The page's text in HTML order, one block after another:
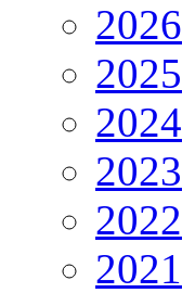
2026
2025
2024
2023
2022
2021